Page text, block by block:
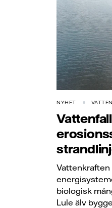
NYHET
biologisk
Lule älv